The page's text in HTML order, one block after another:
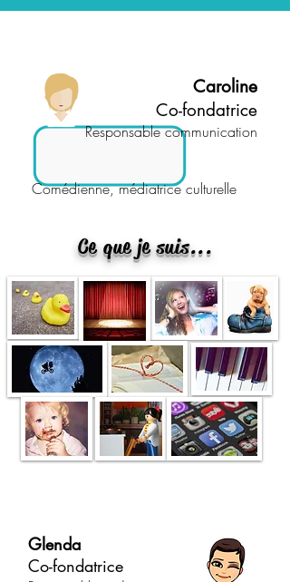
Caroline
Co-fondatrice
Responsable communication
Comédienne, médiatrice culturelle
Ce que je suis...
Glenda
Co-fondatrice